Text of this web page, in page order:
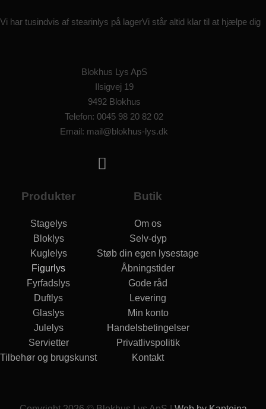
Vi har tusindvis af stearinlys på lagerVi står altid klar til at hjælpe dig
Blokhus Lys ApS
Ilsigvej 19
9492 Blokhus
Telefon: 0045 98 20 82 02
Email: mail@blokhus-lys.dk
Produkter
Stagelys
Bloklys
Kuglelys
Figurlys
Fyrfadslys
Duftlys
Glaslys
Julelys
Servietter
Tilbehør og brugskunst
Butik
Om os
Selv-dyp
Støb din egen lysestage
Åbningstider
Gode råd
Levering
Min konto
Handelsbetingelser
Privatlivspolitik
Kontakt